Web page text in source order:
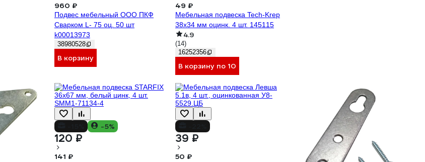
960 ₽
Подвес мебельный ООО ПКФ
Сварком L- 75 оц. 50 шт
k00013973
38980528
В корзину
49 ₽
Мебельная подвеска Tech-Krep
38х34 мм оцинк. 4 шт. 145115
4.9
(14)
16252356
В корзину по 10
-5%
120 ₽
141 ₽
39 ₽
50 ₽